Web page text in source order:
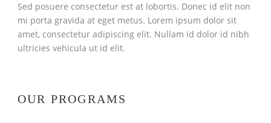
Sed posuere consectetur est at lobortis. Donec id elit non
mi porta gravida at eget metus. Lorem ipsum dolor sit
amet, consectetur adipiscing elit. Nullam id dolor id nibh
ultricies vehicula ut id elit.
OUR PROGRAMS